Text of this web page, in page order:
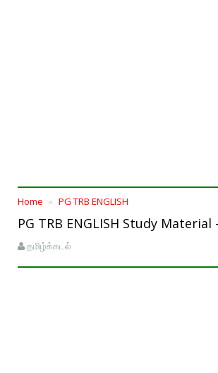
Home PG TRB ENGLISH
PG TRB ENGLISH Study Material
தமிழ்க்கடல்